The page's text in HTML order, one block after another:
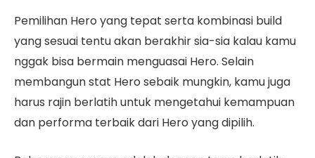
Pemilihan Hero yang tepat serta kombinasi build
yang sesuai tentu akan berakhir sia-sia kalau kamu
nggak bisa bermain menguasai Hero. Selain
membangun stat Hero sebaik mungkin, kamu juga
harus rajin berlatih untuk mengetahui kemampuan
dan performa terbaik dari Hero yang dipilih.